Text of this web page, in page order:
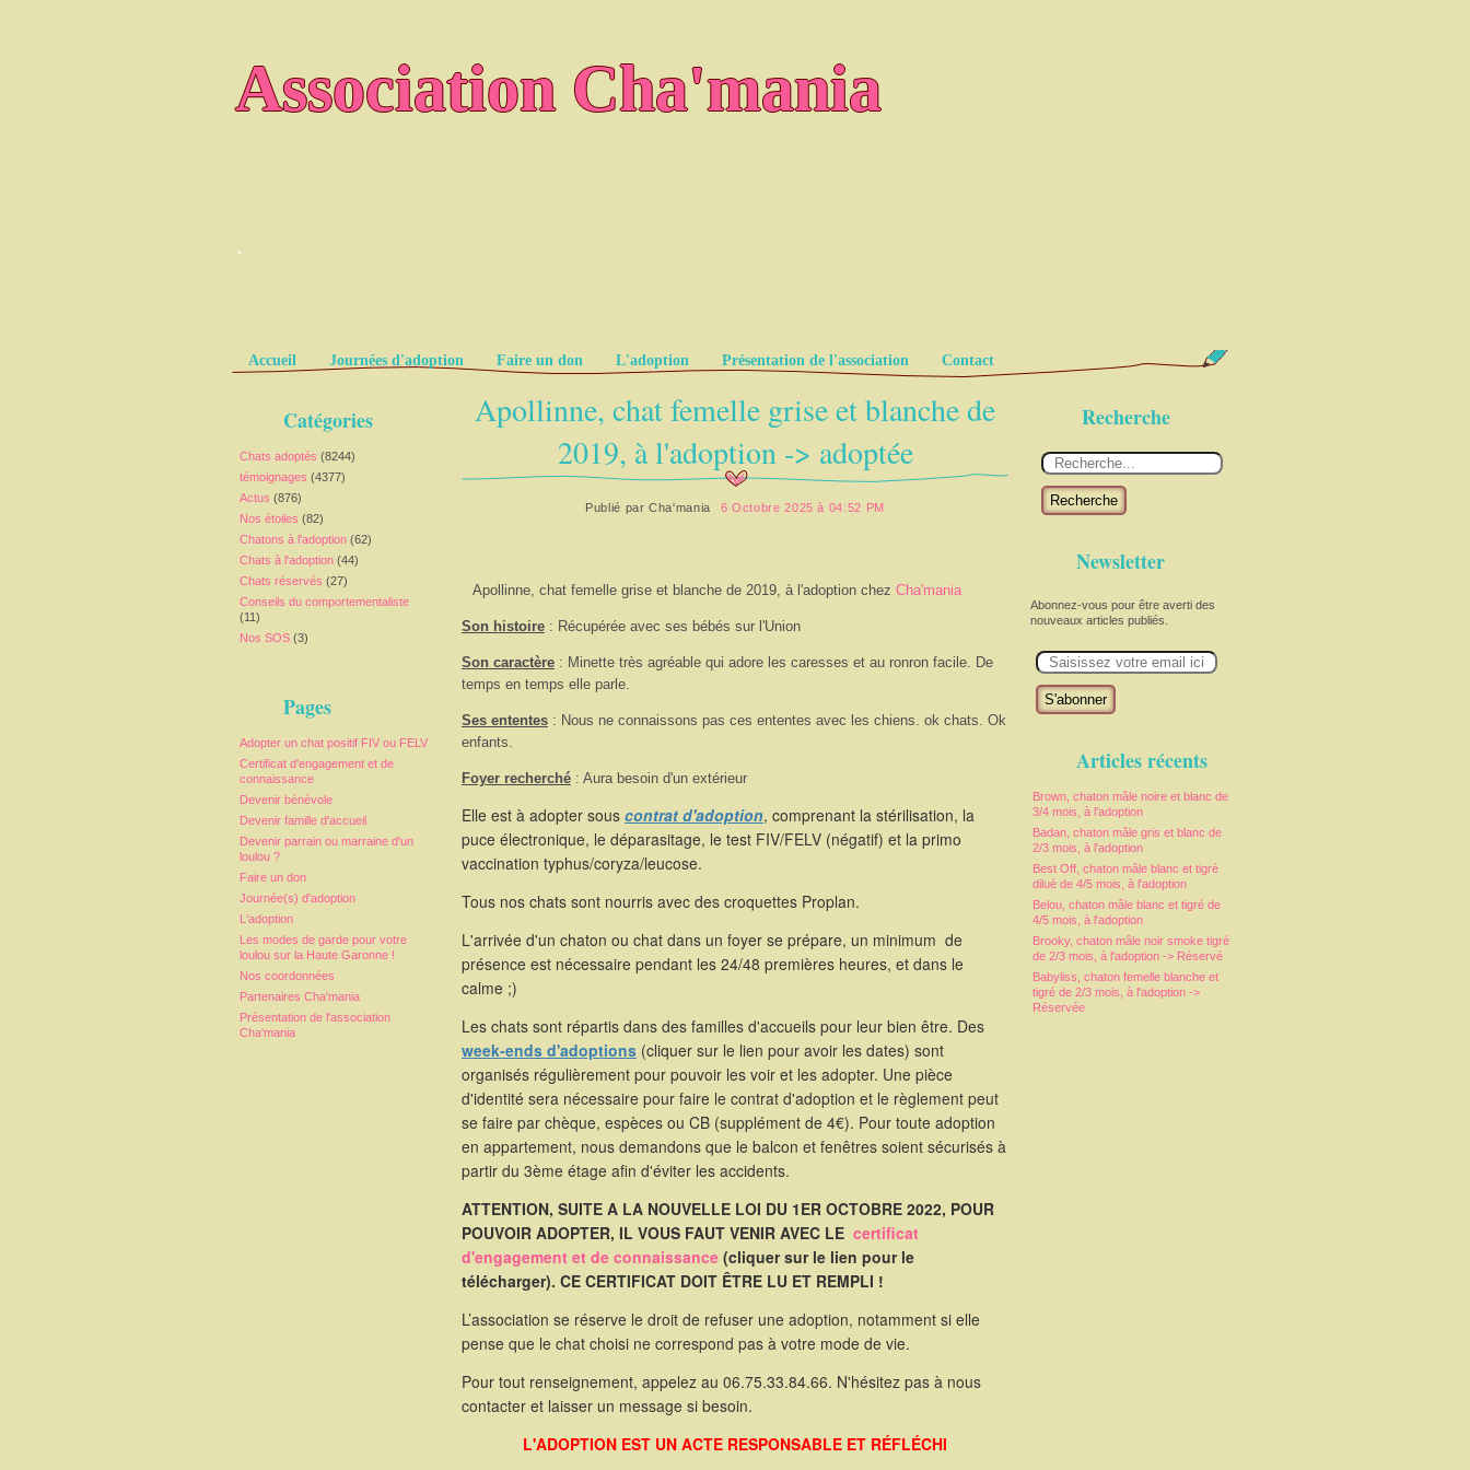
Association Cha'mania
.
Pages
Accueil Journées d'adoption Faire un don L'adoption Présentation de l'association Contact
Catégories
Chats adoptés (8244)
témoignages (4377)
Actus (876)
Nos étoiles (82)
Chatons à l'adoption (62)
Chats à l'adoption (44)
Chats réservés (27)
Conseils du comportementaliste
(11)
Nos SOS (3)
Pages
Adopter un chat positif FIV ou FELV
Certificat d'engagement et de
connaissance
Devenir bénévole
Devenir famille d'accueil
Devenir parrain ou marraine d'un
loulou ?
Faire un don
Journée(s) d'adoption
L'adoption
Les modes de garde pour votre
loulou sur la Haute Garonne !
Nos coordonnées
Partenaires Cha'mania
Présentation de l'association
Cha'mania
Recherche
Recherche
Newsletter
Abonnez-vous pour être averti des
nouveaux articles publiés.
m
Articles récents
Brown, chaton mâle noire et blanc de
3/4 mois, à l'adoption
Badan, chaton mâle gris et blanc de
2/3 mois, à l'adoption
Best Off, chaton mâle blanc et tigré
dilué de 4/5 mois, à l'adoption
Belou, chaton mâle blanc et tigré de
4/5 mois, à l'adoption
Brooky, chaton mâle noir smoke tigré
de 2/3 mois, à l'adoption -> Réservé
Babyliss, chaton femelle blanche et
tigré de 2/3 mois, à l'adoption ->
Réservée
Apollinne, chat femelle grise et blanche de
2019, à l'adoption -> adoptée
Publié parCha'mania 6 Octobre 2025 à 04:52 PM
Apollinne, chat femelle grise et blanche de 2019, à l'adoption chez Cha'mania
Son histoire : Récupérée avec ses bébés sur l'Union
Son caractère : Minette très agréable qui adore les caresses et au ronron facile. De
temps en temps elle parle.
Ses ententes : Nous ne connaissons pas ces ententes avec les chiens. ok chats. Ok
enfants.
Foyer recherché : Aura besoin d'un extérieur
Elle est à adopter sous contrat d'adoption, comprenant la stérilisation, la
puce électronique, le déparasitage, le test FIV/FELV (négatif) et la primo
vaccination typhus/coryza/leucose.
Tous nos chats sont nourris avec des croquettes Proplan.
L'arrivée d'un chaton ou chat dans un foyer se prépare, un minimum de
présence est nécessaire pendant les 24/48 premières heures, et dans le
calme ;)
Les chats sont répartis dans des familles d'accueils pour leur bien être. Des
week-ends d'adoptions (cliquer sur le lien pour avoir les dates) sont
organisés régulièrement pour pouvoir les voir et les adopter. Une pièce
d'identité sera nécessaire pour faire le contrat d'adoption et le règlement peut
se faire par chèque, espèces ou CB (supplément de 4€). Pour toute adoption
en appartement, nous demandons que le balcon et fenêtres soient sécurisés à
partir du 3ème étage afin d'éviter les accidents.
ATTENTION, SUITE A LA NOUVELLE LOI DU 1ER OCTOBRE 2022, POUR
POUVOIR ADOPTER, IL VOUS FAUT VENIR AVEC LE certificat
d'engagement et de connaissance (cliquer sur le lien pour le
télécharger). CE CERTIFICAT DOIT ÊTRE LU ET REMPLI !
L’association se réserve le droit de refuser une adoption, notamment si elle
pense que le chat choisi ne correspond pas à votre mode de vie.
Pour tout renseignement, appelez au 06.75.33.84.66. N'hésitez pas à nous
contacter et laisser un message si besoin.
L'ADOPTION EST UN ACTE RESPONSABLE ET RÉFLÉCHI